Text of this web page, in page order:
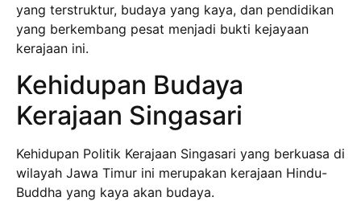
yang terstruktur, budaya yang kaya, dan pendidikan
yang berkembang pesat menjadi bukti kejayaan
kerajaan ini.
Kehidupan Budaya
Kerajaan Singasari
Kehidupan Politik Kerajaan Singasari yang berkuasa di
wilayah Jawa Timur ini merupakan kerajaan Hindu-
Buddha yang kaya akan budaya.